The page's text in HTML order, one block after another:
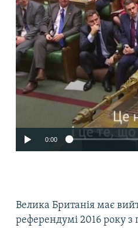
0:00
Велика Британія має
референдумі 2016 року